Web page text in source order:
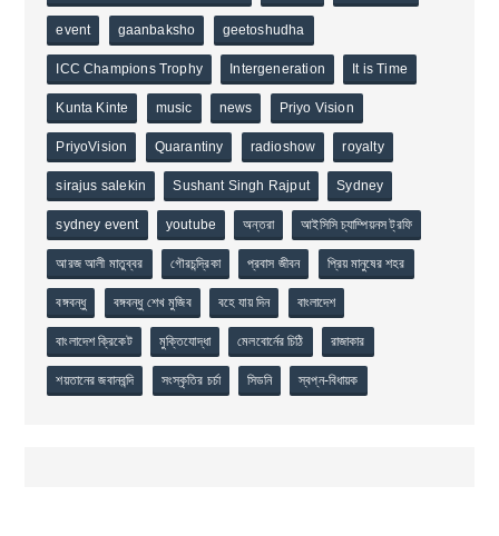
event gaanbaksho geetoshudha
ICC Champions Trophy Intergeneration It is Time
Kunta Kinte music news Priyo Vision
PriyoVision Quarantiny radioshow royalty
sirajus salekin Sushant Singh Rajput Sydney
sydney event youtube অন্তরা আইসিসি চ্যাম্পিয়নস ট্রফি
আরজ আলী মাতুব্বর গৌরচন্দ্রিকা প্রবাস জীবন প্রিয় মানুষের শহর
বঙ্গবন্ধু বঙ্গবন্ধু শেখ মুজিব বহে যায় দিন বাংলাদেশ
বাংলাদেশ ক্রিকেট মুক্তিযোদ্ধা মেলবোর্নের চিঠি রাজাকার
শয়তানের জবানবন্দি সংস্কৃতির চর্চা সিডনি স্বপ্ন-বিধায়ক